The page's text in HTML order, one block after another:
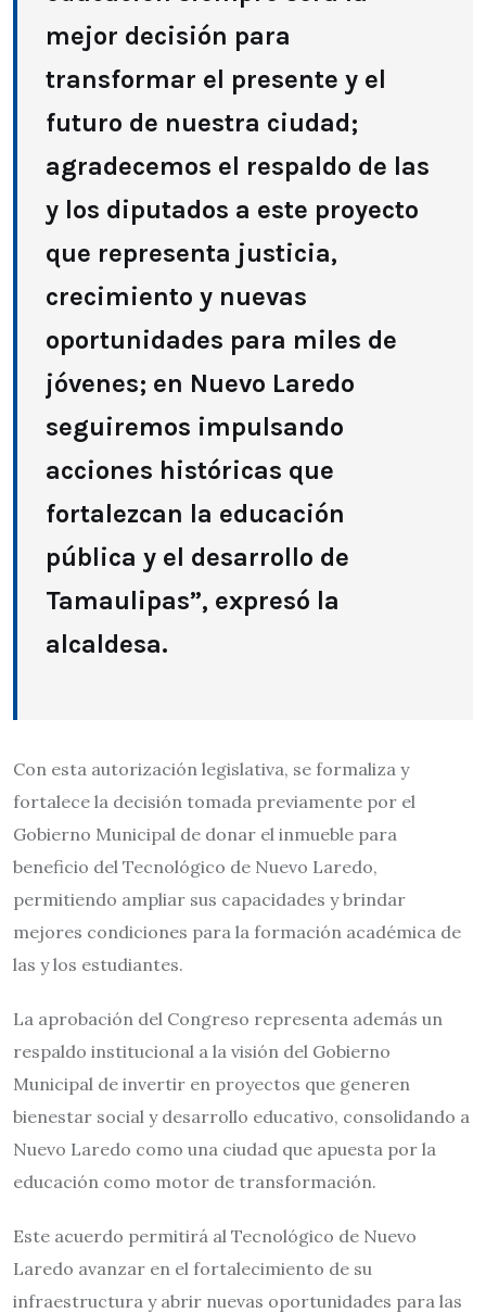
mejor decisión para
transformar el presente y el
futuro de nuestra ciudad;
agradecemos el respaldo de las
y los diputados a este proyecto
que representa justicia,
crecimiento y nuevas
oportunidades para miles de
jóvenes; en Nuevo Laredo
seguiremos impulsando
acciones históricas que
fortalezcan la educación
pública y el desarrollo de
Tamaulipas”, expresó la
alcaldesa.
Con esta autorización legislativa, se formaliza y
fortalece la decisión tomada previamente por el
Gobierno Municipal de donar el inmueble para
beneficio del Tecnológico de Nuevo Laredo,
permitiendo ampliar sus capacidades y brindar
mejores condiciones para la formación académica de
las y los estudiantes.
La aprobación del Congreso representa además un
respaldo institucional a la visión del Gobierno
Municipal de invertir en proyectos que generen
bienestar social y desarrollo educativo, consolidando a
Nuevo Laredo como una ciudad que apuesta por la
educación como motor de transformación.
Este acuerdo permitirá al Tecnológico de Nuevo
Laredo avanzar en el fortalecimiento de su
infraestructura y abrir nuevas oportunidades para las